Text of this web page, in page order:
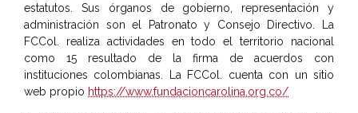
estatutos. Sus órganos de gobierno, representación y
administración son el Patronato y Consejo Directivo. La
FCCol. realiza actividades en todo el territorio nacional
como 15 resultado de la firma de acuerdos con
instituciones colombianas. La FCCol. cuenta con un sitio
web propio https://www.fundacioncarolina.org.co/